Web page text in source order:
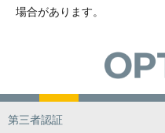
場合があります。
第三者認証